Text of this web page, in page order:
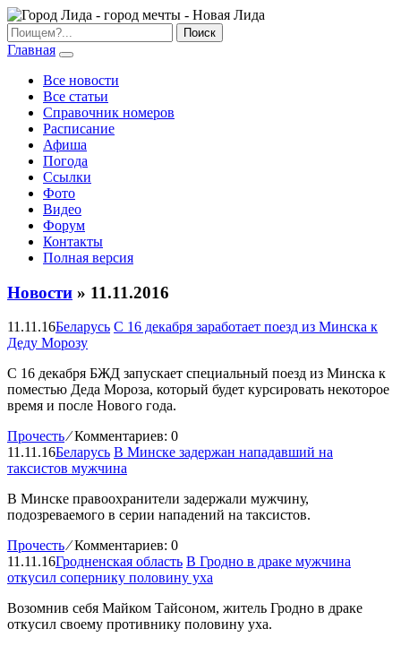
Главная
Все новости
Все статьи
Справочник номеров
Расписание
Афиша
Погода
Ссылки
Фото
Видео
Форум
Контакты
Полная версия
Новости » 11.11.2016
11.11.16Беларусь С 16 декабря заработает поезд из Минска к
Деду Морозу
С 16 декабря БЖД запускает специальный поезд из Минска к
поместью Деда Мороза, который будет курсировать некоторое
время и после Нового года.
Прочесть ⁄Комментариев: 0
11.11.16Беларусь В Минске задержан нападавший на
таксистов мужчина
В Минске правоохранители задержали мужчину,
подозреваемого в серии нападений на таксистов.
Прочесть ⁄Комментариев: 0
11.11.16Гродненская область В Гродно в драке мужчина
откусил сопернику половину уха
Возомнив себя Майком Тайсоном, житель Гродно в драке
откусил своему противнику половину уха.